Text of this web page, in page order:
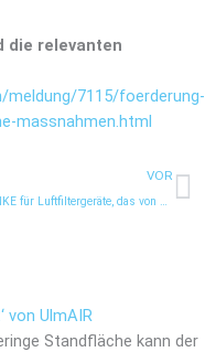
die relevanten
meldung/7115/foerderung-
massnahmen.html
VOR
von UlmAIR
Standfläche kann der